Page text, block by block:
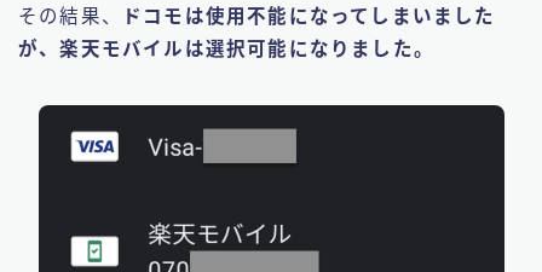
その結果、
ドコモは使用不能になってしまいました
が、楽天モバイルは選択可能になりました。